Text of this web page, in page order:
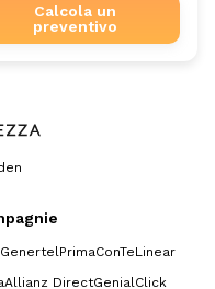
Calcola un
preventivo
GenertelPrimaConTeLinear
Allianz DirectGenialClick